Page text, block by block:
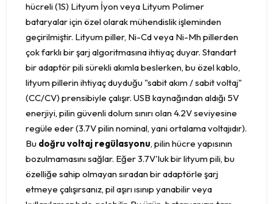
hücreli (1S) Lityum İyon veya Lityum Polimer
bataryalar için özel olarak mühendislik işleminden
geçirilmiştir. Lityum piller, Ni-Cd veya Ni-Mh pillerden
çok farklı bir şarj algoritmasına ihtiyaç duyar. Standart
bir adaptör pili sürekli akımla beslerken, bu özel kablo,
lityum pillerin ihtiyaç duyduğu "sabit akım / sabit voltaj"
(CC/CV) prensibiyle çalışır. USB kaynağından aldığı 5V
enerjiyi, pilin güvenli dolum sınırı olan 4.2V seviyesine
regüle eder (3.7V pilin nominal, yani ortalama voltajıdır).
Bu doğru voltaj regülasyonu, pilin hücre yapısının
bozulmamasını sağlar. Eğer 3.7V'luk bir lityum pili, bu
özelliğe sahip olmayan sıradan bir adaptörle şarj
etmeye çalışırsanız, pil aşırı ısınıp yanabilir veya